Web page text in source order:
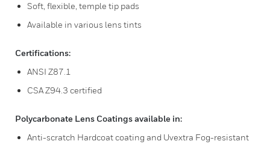
Soft, flexible, temple tip pads
Available in various lens tints
Certifications:
ANSI Z87.1
CSA Z94.3 certified
Polycarbonate Lens Coatings available in:
Anti-scratch Hardcoat coating and Uvextra Fog-resistant